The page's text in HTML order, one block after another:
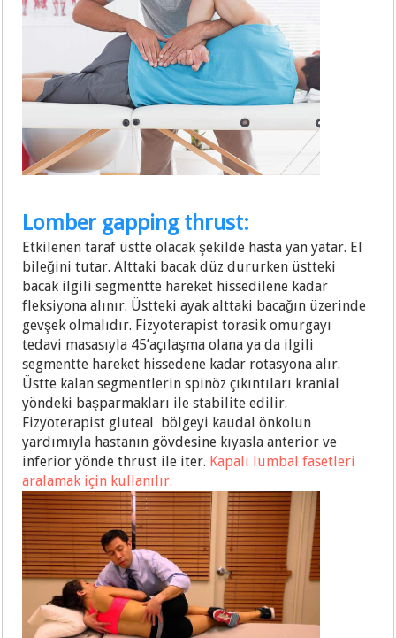
Lomber gapping thrust:
Etkilenen taraf üstte olacak şekilde hasta yan yatar. El
bileğini tutar. Alttaki bacak düz dururken üstteki
bacak ilgili segmentte hareket hissedilene kadar
fleksiyona alınır. Üstteki ayak alttaki bacağın üzerinde
gevşek olmalıdır. Fizyoterapist torasik omurgayı
tedavi masasıyla 45’açılaşma olana ya da ilgili
segmentte hareket hissedene kadar rotasyona alır.
Üstte kalan segmentlerin spinöz çıkıntıları kranial
yöndeki başparmakları ile stabilite edilir.
Fizyoterapist gluteal bölgeyi kaudal önkolun
yardımıyla hastanın gövdesine kıyasla anterior ve
inferior yönde thrust ile iter. Kapalı lumbal fasetleri
aralamak için kullanılır.